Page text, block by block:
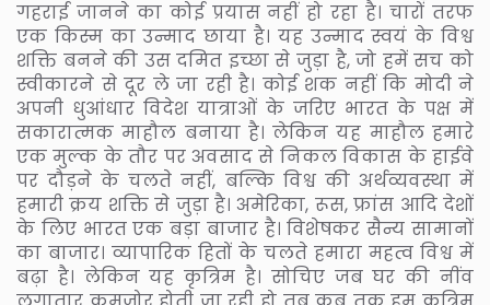
गहराई जानने का कोई प्रयास नहीं हो रहा है। चारों तरफ
एक किस्म का उन्माद छाया है। यह उन्माद स्वयं के विश्व
शक्ति बनने की उस दमित इच्छा से जुड़ा है, जो हमें सच को
स्वीकारने से दूर ले जा रही है। कोई शक नहीं कि मोदी ने
अपनी धुआंधार विदेश यात्राओं के जरिए भारत के पक्ष में
सकारात्मक माहौल बनाया है। लेकिन यह माहौल हमारे
एक मुल्क के तौर पर अवसाद से निकल विकास के हाईवे
पर दौड़ने के चलते नहीं, बल्कि विश्व की अर्थव्यवस्था में
हमारी क्रय शक्ति से जुड़ा है। अमेरिका, रूस, फ्रांस आदि देशों
के लिए भारत एक बड़ा बाजार है। विशेषकर सैन्य सामानों
का बाजार। व्यापारिक हितों के चलते हमारा महत्व विश्व में
बढ़ा है। लेकिन यह कृत्रिम है। सोचिए जब घर की नींव